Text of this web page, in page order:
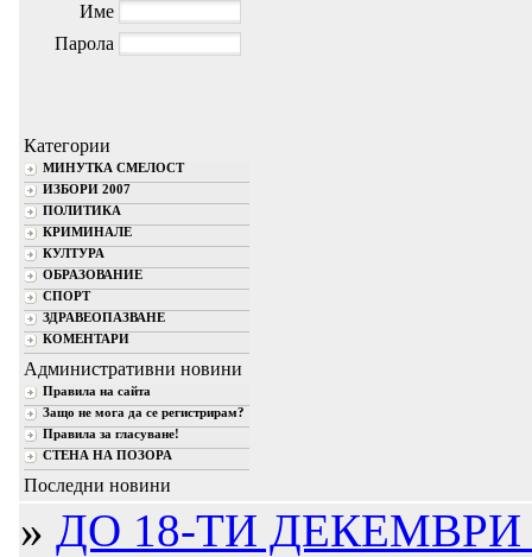
Име
Парола
Категории
МИНУТКА СМЕЛОСТ
ИЗБОРИ 2007
ПОЛИТИКА
КРИМИНАЛЕ
КУЛТУРА
ОБРАЗОВАНИЕ
СПОРТ
ЗДРАВЕОПАЗВАНЕ
КОМЕНТАРИ
Административни новини
Правила на сайта
Защо не мога да се регистрирам?
Правила за гласуване!
СТЕНА НА ПОЗОРА
Последни новини
» ДО 18-ТИ